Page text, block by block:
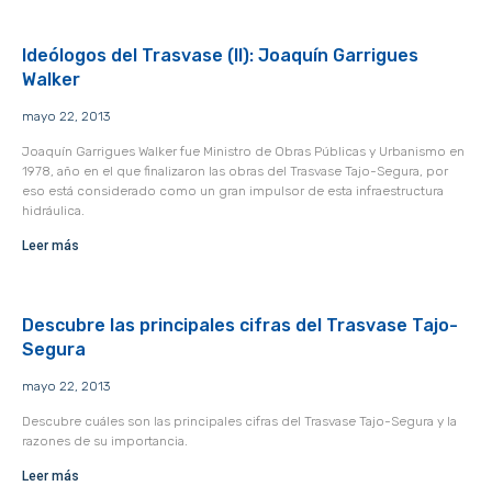
Ideólogos del Trasvase (II): Joaquín Garrigues
Walker
mayo 22, 2013
Joaquín Garrigues Walker fue Ministro de Obras Públicas y Urbanismo en
1978, año en el que finalizaron las obras del Trasvase Tajo-Segura, por
eso está considerado como un gran impulsor de esta infraestructura
hidráulica.
Leer más
Descubre las principales cifras del Trasvase Tajo-
Segura
mayo 22, 2013
Descubre cuáles son las principales cifras del Trasvase Tajo-Segura y la
razones de su importancia.
Leer más